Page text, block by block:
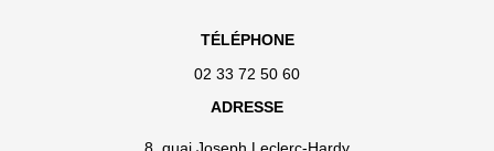
TÉLÉPHONE
02 33 72 50 60
ADRESSE
8, quai Joseph Leclerc-Hardy